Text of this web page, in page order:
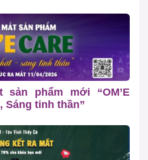
sản phẩm mới “OM’E
Sáng tinh thần”